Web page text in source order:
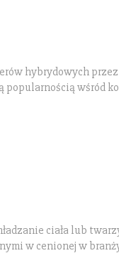
hybrydowych
wśród
ciała lub
w cenionej w